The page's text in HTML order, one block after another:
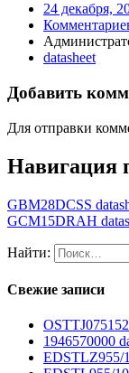
24 декабря,
datasheet
Добавить
Для отправки
Навигация
GBM28DCSS
GCM15DRAH
Найти:
Свежие записи
1946570000
EDSTLZ955/